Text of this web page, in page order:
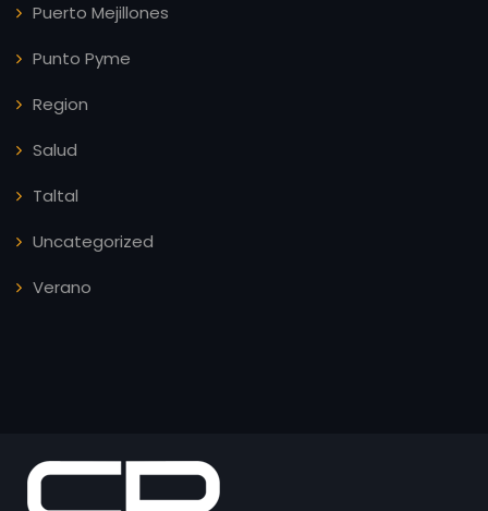
Puerto Mejillones
Punto Pyme
Region
Salud
Taltal
Uncategorized
Verano